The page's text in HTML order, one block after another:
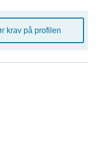
krav på profilen